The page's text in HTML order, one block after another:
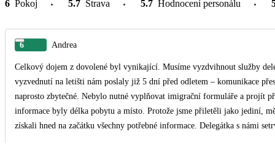
6 Pokoj 5.7 Strava 5.7 Hodnocení personálu
6 Andrea
Celkový dojem z dovolené byl vynikající. Musíme vyzdvihnout služby
vyzvednutí na letišti nám poslaly již 5 dní před odletem – komunikace
naprosto zbytečné. Nebylo nutné vyplňovat imigrační formuláře a projít
informace byly délka pobytu a místo. Protože jsme přiletěli jako jediní,
získali hned na začátku všechny potřebné informace. Delegátka s námi